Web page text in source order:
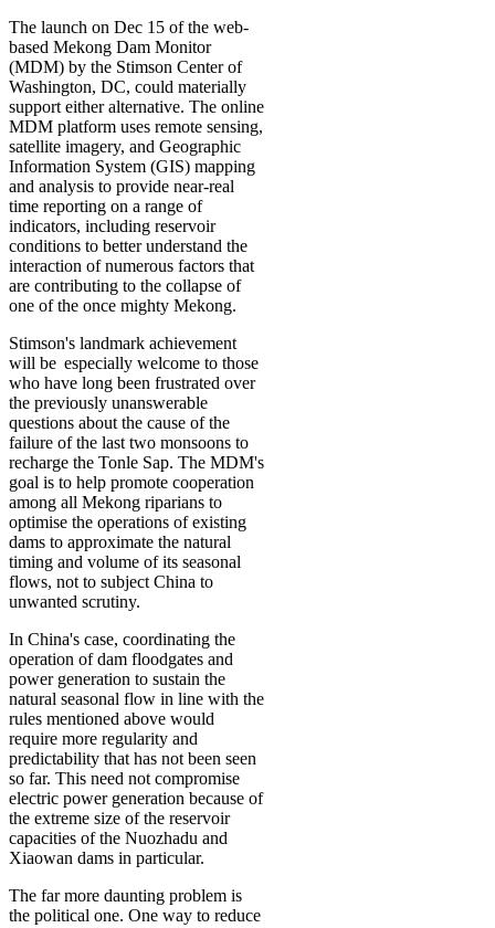
The launch on Dec 15 of the web-
based Mekong Dam Monitor
(MDM) by the Stimson Center of
Washington, DC, could materially
support either alternative. The online
MDM platform uses remote sensing,
satellite imagery, and Geographic
Information System (GIS) mapping
and analysis to provide near-real
time reporting on a range of
indicators, including reservoir
conditions to better understand the
interaction of numerous factors that
are contributing to the collapse of
one of the once mighty Mekong.
Stimson's landmark achievement
will be especially welcome to those
who have long been frustrated over
the previously unanswerable
questions about the cause of the
failure of the last two monsoons to
recharge the Tonle Sap. The MDM's
goal is to help promote cooperation
among all Mekong riparians to
optimise the operations of existing
dams to approximate the natural
timing and volume of its seasonal
flows, not to subject China to
unwanted scrutiny.
In China's case, coordinating the
operation of dam floodgates and
power generation to sustain the
natural seasonal flow in line with the
rules mentioned above would
require more regularity and
predictability that has not been seen
so far. This need not compromise
electric power generation because of
the extreme size of the reservoir
capacities of the Nuozhadu and
Xiaowan dams in particular.
The far more daunting problem is
the political one. One way to reduce